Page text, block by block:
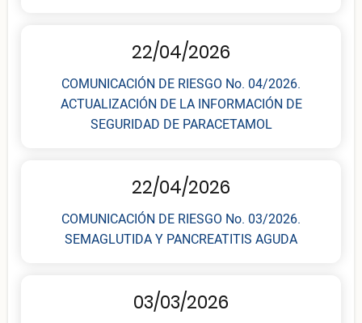
22/04/2026
COMUNICACIÓN DE RIESGO No. 04/2026.
ACTUALIZACIÓN DE LA INFORMACIÓN DE
SEGURIDAD DE PARACETAMOL
22/04/2026
COMUNICACIÓN DE RIESGO No. 03/2026.
SEMAGLUTIDA Y PANCREATITIS AGUDA
03/03/2026